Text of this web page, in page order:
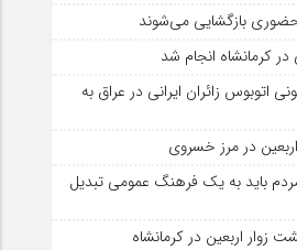
بازگشایی می‌شوند
کرمانشاه انجام شد
اتوبوس زائران ایرانی در عراق به
در مرز خسروی
مردم باید به یک فرهنگ عمومی تبدیل
زوار اربعین در کرمانشاه